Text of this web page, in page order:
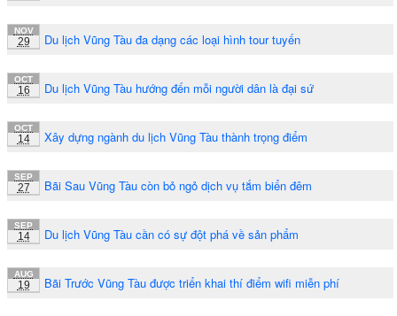
NOV
29 Du lịch Vũng Tàu đa dạng các loại hình tour tuyến
OCT
16 Du lịch Vũng Tàu hướng đến mỗi người dân là đại sứ
OCT
14 Xây dựng ngành du lịch Vũng Tàu thành trọng điểm
SEP
27 Bãi Sau Vũng Tàu còn bỏ ngỏ dịch vụ tắm biển đêm
SEP
14 Du lịch Vũng Tàu cần có sự đột phá về sản phẩm
AUG
19 Bãi Trước Vũng Tàu được triển khai thí điểm wifi miễn phí